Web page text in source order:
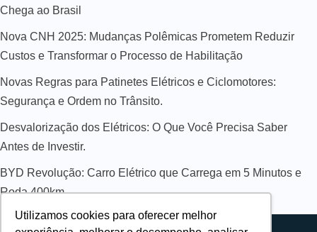
Utilizamos cookies para oferecer melhor
Chega ao Brasil
Nova CNH 2025: Mudanças Polêmicas Prometem Reduzir
Custos e Transformar o Processo de Habilitação
Novas Regras para Patinetes Elétricos e Ciclomotores:
Segurança e Ordem no Trânsito.
Desvalorização dos Elétricos: O Que Você Precisa Saber
Antes de Investir.
BYD Revolução: Carro Elétrico que Carrega em 5 Minutos e
Roda 400km
Sobre nós